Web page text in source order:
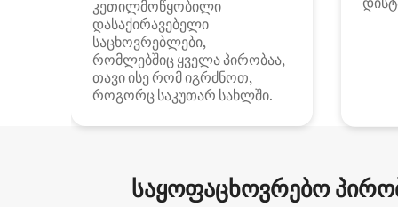
კეთილმოწყობილი
დასაქირავებელი
საცხოვრებლები,
რომლებშიც ყველა პირობაა,
თავი ისე რომ იგრძნოთ,
როგორც საკუთარ სახლში.
საყოფაცხოვრებო